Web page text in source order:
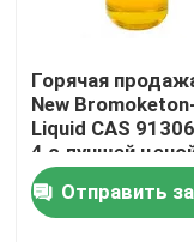
Горячая
New
Liquid CAS
4 с лучшей
Отправить